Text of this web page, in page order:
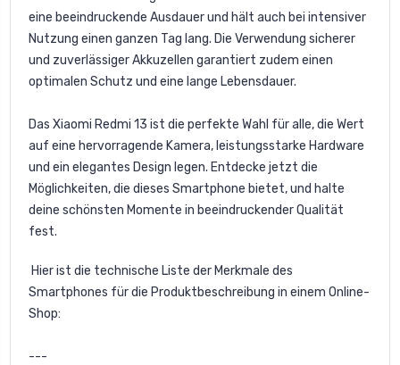
eine beeindruckende Ausdauer und hält auch bei intensiver
Nutzung einen ganzen Tag lang. Die Verwendung sicherer
und zuverlässiger Akkuzellen garantiert zudem einen
optimalen Schutz und eine lange Lebensdauer.
Das Xiaomi Redmi 13 ist die perfekte Wahl für alle, die Wert
auf eine hervorragende Kamera, leistungsstarke Hardware
und ein elegantes Design legen. Entdecke jetzt die
Möglichkeiten, die dieses Smartphone bietet, und halte
deine schönsten Momente in beeindruckender Qualität
fest.
Hier ist die technische Liste der Merkmale des
Smartphones für die Produktbeschreibung in einem Online-
Shop:
---